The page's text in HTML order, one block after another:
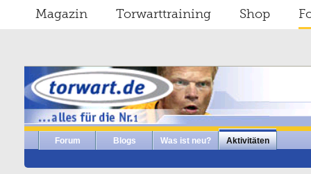
Magazin Torwarttraining Shop
Forum Blogs Was ist neu? Aktivitäten